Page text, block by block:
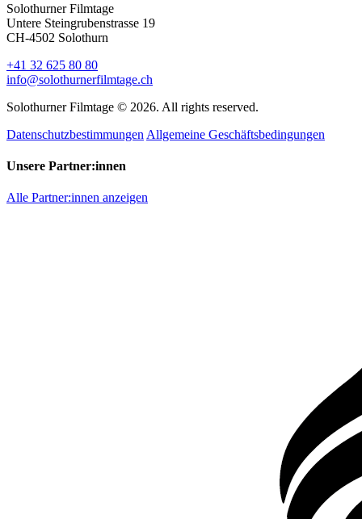
Solothurner Filmtage
Untere Steingrubenstrasse 19
CH-4502 Solothurn
+41 32 625 80 80
info@solothurnerfilmtage.ch
Solothurner Filmtage © 2026. All rights reserved.
Datenschutzbestimmungen Allgemeine Geschäftsbedingungen
Unsere Partner:innen
Alle Partner:innen anzeigen